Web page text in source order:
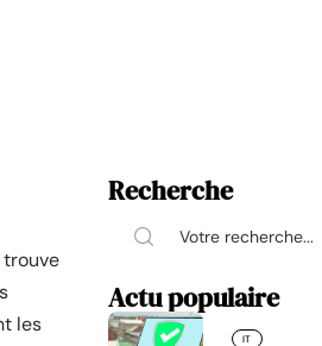
les
Recherche
Actu populaire
IT